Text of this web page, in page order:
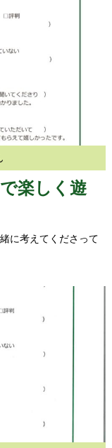
楽しく遊
に考えてくださって